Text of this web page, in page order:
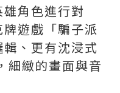
角色進行對
遊戲「騙子派
、更有沈浸式
細緻的畫面與音